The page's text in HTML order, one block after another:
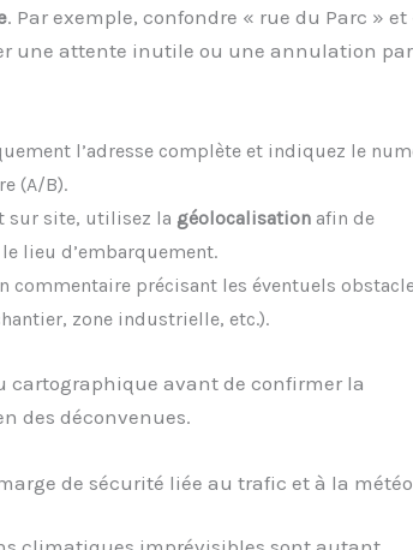
. Par exemple, confondre « rue du Parc » et
une attente inutile ou une annulation
l’adresse complète et indiquez le
(A/B).
sur site, utilisez la géolocalisationafin de
lieu d’embarquement.
commentaire précisant les éventuels
zone industrielle, etc.).
cartographique avant de confirmer la
des déconvenues.
de sécurité liée au trafic et à la météo